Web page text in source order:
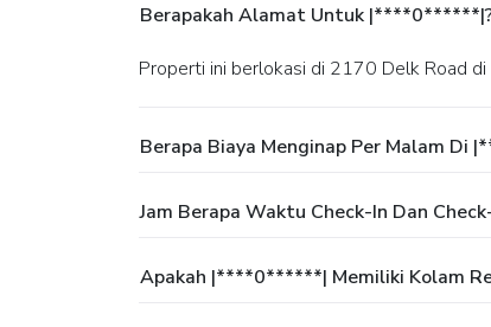
Berapakah Alamat Untuk
Properti ini berlokasi di 2170 Delk Road
Berapa Biaya Menginap Per Malam Di
Jam Berapa Waktu Check-In Dan
Apakah |****0******| Memiliki Kolam